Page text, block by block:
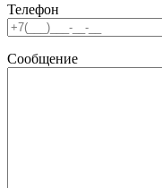
Телефон
Сообщение